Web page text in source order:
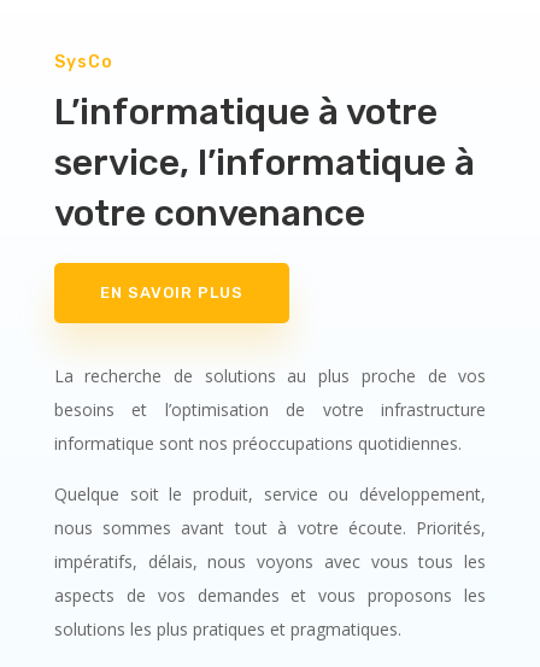
SysCo
L’informatique à votre
service, l’informatique à
votre convenance
EN SAVOIR PLUS
La recherche de solutions au plus proche de vos
besoins et l’optimisation de votre infrastructure
informatique sont nos préoccupations quotidiennes.
Quelque soit le produit, service ou développement,
nous sommes avant tout à votre écoute. Priorités,
impératifs, délais, nous voyons avec vous tous les
aspects de vos demandes et vous proposons les
solutions les plus pratiques et pragmatiques.